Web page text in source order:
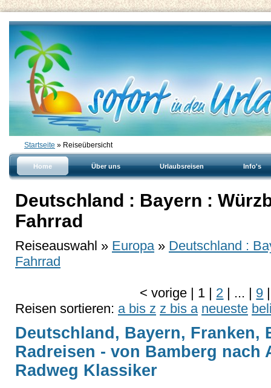
Startseite » Reiseübersicht
Home Über uns Urlaubsreisen Info's
Deutschland : Bayern :
Fahrrad
Reiseauswahl » Europa » Deutschland :
Fahrrad
<vorige | 1 | 2 | ... | 9 |
Reisen sortieren: a bis z z bis a neueste
Deutschland, Bayern, Franken,
Radreisen - von Bamberg nach
Radweg Klassiker